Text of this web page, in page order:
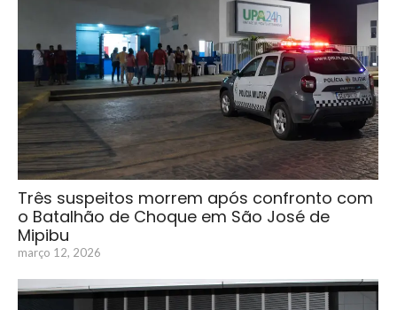
Três suspeitos morrem após confronto com
o Batalhão de Choque em São José de
Mipibu
março 12, 2026